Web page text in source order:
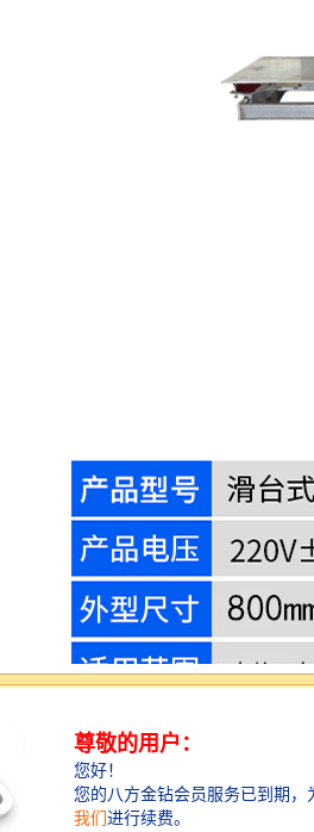
皮革压花机主要的压花工艺分为
立体感压花，下面来说一下在进